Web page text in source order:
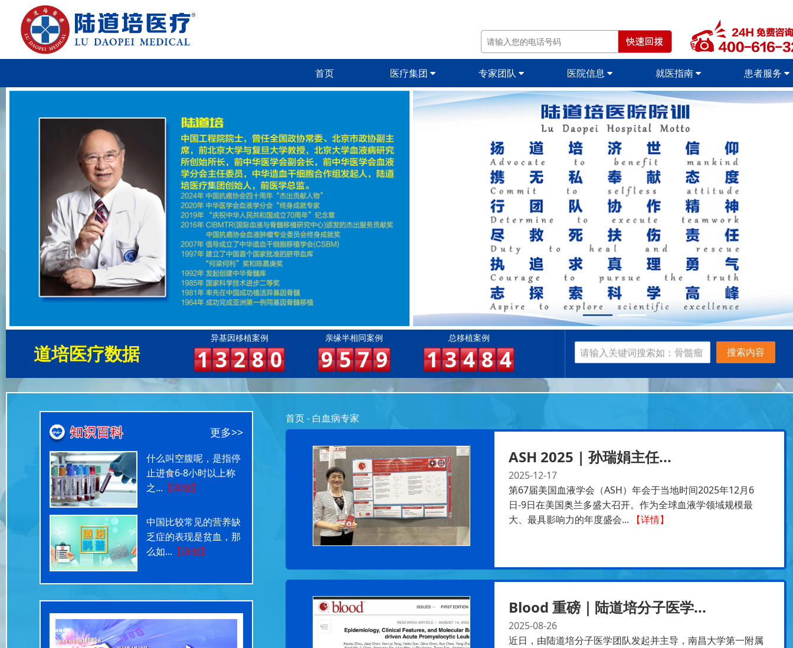
首页 医疗集团 专家团队 医院信息 就医指南 患者服务
道培医疗数据
异基因移植案例
1 3 2 8 0
亲缘半相同案例
9 5 7 9
总移植案例
1 3 4 8 4 搜索内容
更多>>
什么叫空腹呢，是指停
止进食6-8小时以上称
之... 【详细】
中国比较常见的营养缺
乏症的表现是贫血，那
么如... 【详细】
首页- 白血病专家
ASH 2025 | 孙瑞娟主任...
2025-12-17
第67届美国血液学会（ASH）年会于当地时间2025年12月6
日-9日在美国奥兰多盛大召开。作为全球血液学领域规模最
大、最具影响力的年度盛会...
【详情】
Blood 重磅｜陆道培分子医学...
2025-08-26
近日，由陆道培分子医学团队发起并主导，南昌大学第一附属